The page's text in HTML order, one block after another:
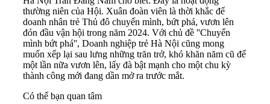
thường niên của Hội. Xuân đoàn viên là thời khắc để
doanh nhân trẻ Thủ đô chuyển mình, bứt phá, vươn lên
đón đầu vận hội trong năm 2024. Với chủ đề ''Chuyển
mình bứt phá'', Doanh nghiệp trẻ Hà Nội cũng mong
muốn xếp lại sau lưng những trăn trở, khó khăn năm cũ để
một lần nữa vươn lên, lấy đà bật mạnh cho một chu kỳ
thành công mới đang dần mở ra trước mắt.
Có thể bạn quan tâm